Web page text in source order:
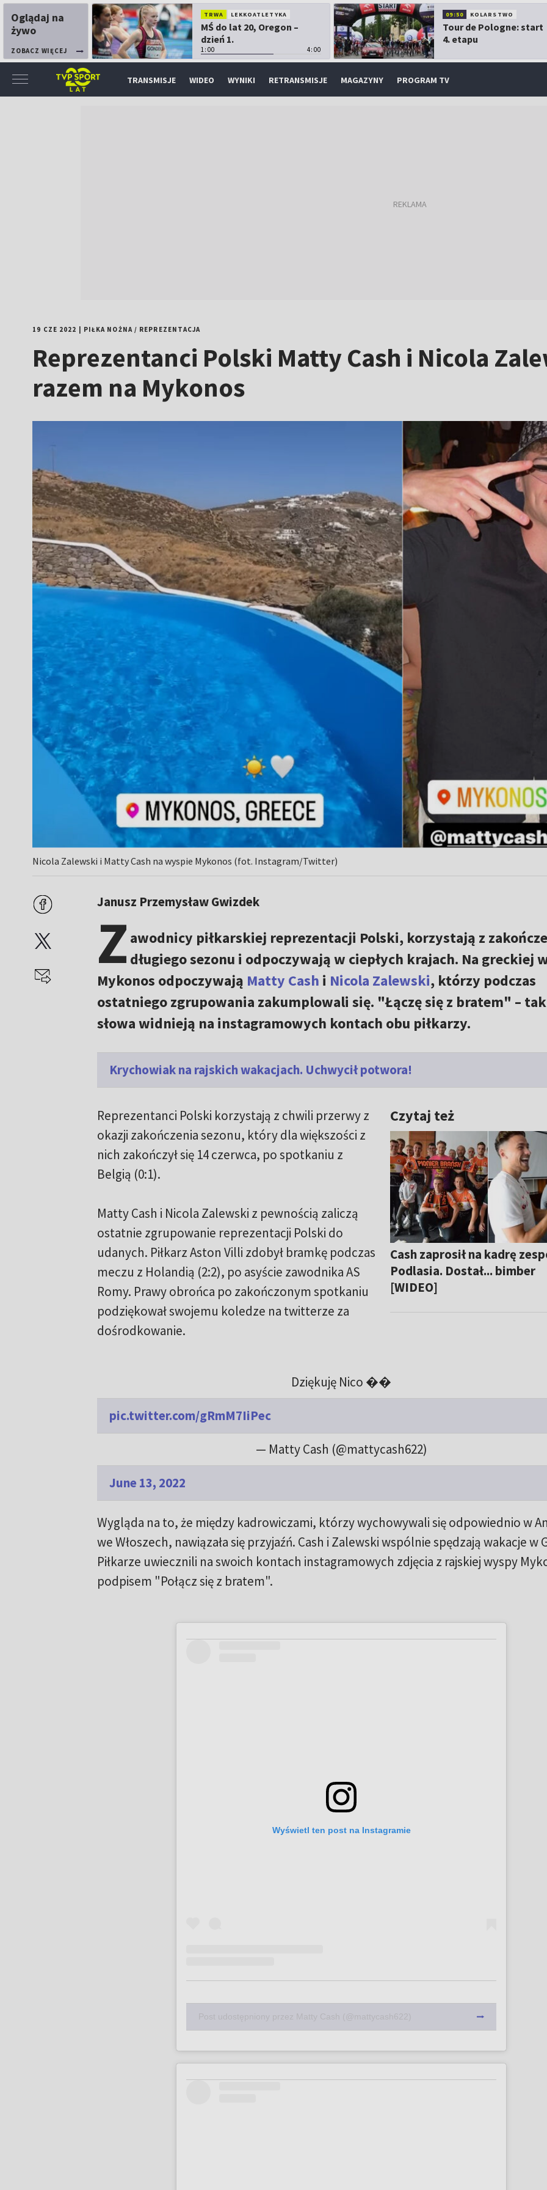
Oglądaj na
żywo
ZOBACZ WIĘCEJ
TRWA LEKKOATLETYKA
MŚ do lat 20, Oregon –
dzień 1.
1:00 4:00
09:50 KOLARSTWO
Tour de Pologne: start
4. etapu
TRANSMISJE WIDEO WYNIKI RETRANSMISJE MAGAZYNY PROGRAM TV
19 CZE 2022 PIŁKA NOŻNA/ REPREZENTACJA
Reprezentanci Polski Matty Cash i Nicola
razem na Mykonos
Nicola Zalewski i Matty Cash na wyspie Mykonos (fot. Instagram/Twitter)
Janusz Przemysław Gwizdek
Z awodnicy piłkarskiej reprezentacji Polski, korzystają z
długiego sezonu i odpoczywają w ciepłych krajach. Na greckiej
Mykonos odpoczywają Matty Cash i Nicola Zalewski, którzy podczas
ostatniego zgrupowania zakumplowali się. "Łączę się z bratem" –
słowa widnieją na instagramowych kontach obu piłkarzy.
Krychowiak na rajskich wakacjach. Uchwycił potwora!
Czytaj też
Cash zaprosił na kadrę
Podlasia. Dostał... bimber
[WIDEO]
Reprezentanci Polski korzystają z chwili przerwy z
okazji zakończenia sezonu, który dla większości z
nich zakończył się 14 czerwca, po spotkaniu z
Belgią (0:1).
Matty Cash i Nicola Zalewski z pewnością zaliczą
ostatnie zgrupowanie reprezentacji Polski do
udanych. Piłkarz Aston Villi zdobył bramkę podczas
meczu z Holandią (2:2), po asyście zawodnika AS
Romy. Prawy obrońca po zakończonym spotkaniu
podziękował swojemu koledze na twitterze za
dośrodkowanie.
Dziękuję Nico ��
pic.twitter.com/gRmM7IiPec
— Matty Cash (@mattycash622)
June 13, 2022
Wygląda na to, że między kadrowiczami, którzy wychowywali się odpowiednio w
we Włoszech, nawiązała się przyjaźń. Cash i Zalewski wspólnie spędzają wakacje w
Piłkarze uwiecznili na swoich kontach instagramowych zdjęcia z rajskiej wyspy
podpisem "Połącz się z bratem".
Wyświetl ten post na Instagramie
Post udostępniony przez Matty Cash (@mattycash622)